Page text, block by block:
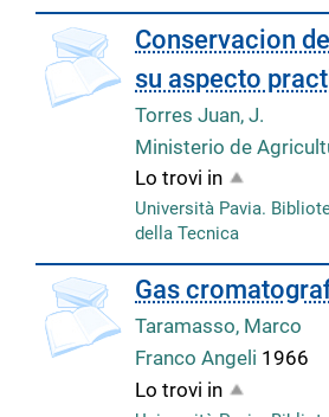
copertina
Conservacion
su aspecto
Torres Juan, J.
Ministerio de
Lo trovi in
Università Pavia.
della Tecnica
copertina Gas
Taramasso, Marco
Franco Angeli 1966
Lo trovi in